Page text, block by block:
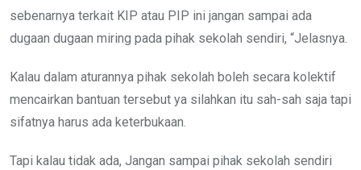
sebenarnya terkait KIP atau PIP ini jangan sampai ada
dugaan dugaan miring pada pihak sekolah sendiri, “Jelasnya.
Kalau dalam aturannya pihak sekolah boleh secara kolektif
mencairkan bantuan tersebut ya silahkan itu sah-sah saja tapi
sifatnya harus ada keterbukaan.
Tapi kalau tidak ada, Jangan sampai pihak sekolah sendiri